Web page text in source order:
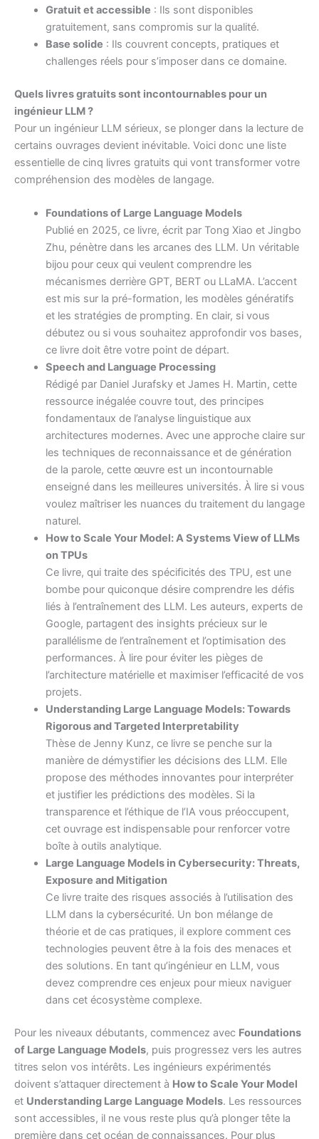
Gratuit et accessible : Ils sont disponibles
gratuitement, sans compromis sur la qualité.
Base solide : Ils couvrent concepts, pratiques et
challenges réels pour s’imposer dans ce domaine.
Quels livres gratuits sont incontournables pour un
ingénieur LLM ?
Pour un ingénieur LLM sérieux, se plonger dans la lecture de
certains ouvrages devient inévitable. Voici donc une liste
essentielle de cinq livres gratuits qui vont transformer votre
compréhension des modèles de langage.
Foundations of Large Language Models
Publié en 2025, ce livre, écrit par Tong Xiao et Jingbo
Zhu, pénètre dans les arcanes des LLM. Un véritable
bijou pour ceux qui veulent comprendre les
mécanismes derrière GPT, BERT ou LLaMA. L’accent
est mis sur la pré-formation, les modèles génératifs
et les stratégies de prompting. En clair, si vous
débutez ou si vous souhaitez approfondir vos bases,
ce livre doit être votre point de départ.
Speech and Language Processing
Rédigé par Daniel Jurafsky et James H. Martin, cette
ressource inégalée couvre tout, des principes
fondamentaux de l’analyse linguistique aux
architectures modernes. Avec une approche claire sur
les techniques de reconnaissance et de génération
de la parole, cette œuvre est un incontournable
enseigné dans les meilleures universités. À lire si vous
voulez maîtriser les nuances du traitement du langage
naturel.
How to Scale Your Model: A Systems View of LLMs
on TPUs
Ce livre, qui traite des spécificités des TPU, est une
bombe pour quiconque désire comprendre les défis
liés à l’entraînement des LLM. Les auteurs, experts de
Google, partagent des insights précieux sur le
parallélisme de l’entraînement et l’optimisation des
performances. À lire pour éviter les pièges de
l’architecture matérielle et maximiser l’efficacité de vos
projets.
Understanding Large Language Models: Towards
Rigorous and Targeted Interpretability
Thèse de Jenny Kunz, ce livre se penche sur la
manière de démystifier les décisions des LLM. Elle
propose des méthodes innovantes pour interpréter
et justifier les prédictions des modèles. Si la
transparence et l’éthique de l’IA vous préoccupent,
cet ouvrage est indispensable pour renforcer votre
boîte à outils analytique.
Large Language Models in Cybersecurity: Threats,
Exposure and Mitigation
Ce livre traite des risques associés à l’utilisation des
LLM dans la cybersécurité. Un bon mélange de
théorie et de cas pratiques, il explore comment ces
technologies peuvent être à la fois des menaces et
des solutions. En tant qu’ingénieur en LLM, vous
devez comprendre ces enjeux pour mieux naviguer
dans cet écosystème complexe.
Pour les niveaux débutants, commencez avec Foundations
of Large Language Models, puis progressez vers les autres
titres selon vos intérêts. Les ingénieurs expérimentés
doivent s’attaquer directement à How to Scale Your Model
et Understanding Large Language Models. Les ressources
sont accessibles, il ne vous reste plus qu’à plonger tête la
première dans cet océan de connaissances. Pour plus